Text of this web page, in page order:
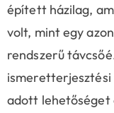
épített házilag,
volt, mint egy
rendszerű
adott lehetőséget